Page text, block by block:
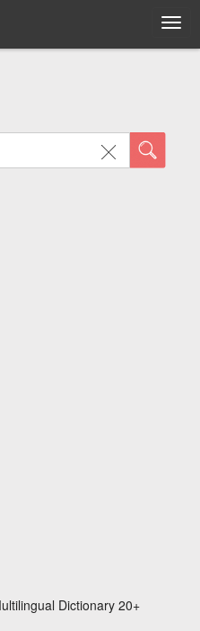
Dictionary 20+